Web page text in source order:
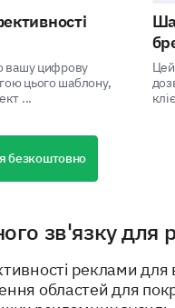
our brand influences
to a friend?
вашу цифрову
цього шаблону,
...
безкоштовно
зв'язку для
реклами
областей для